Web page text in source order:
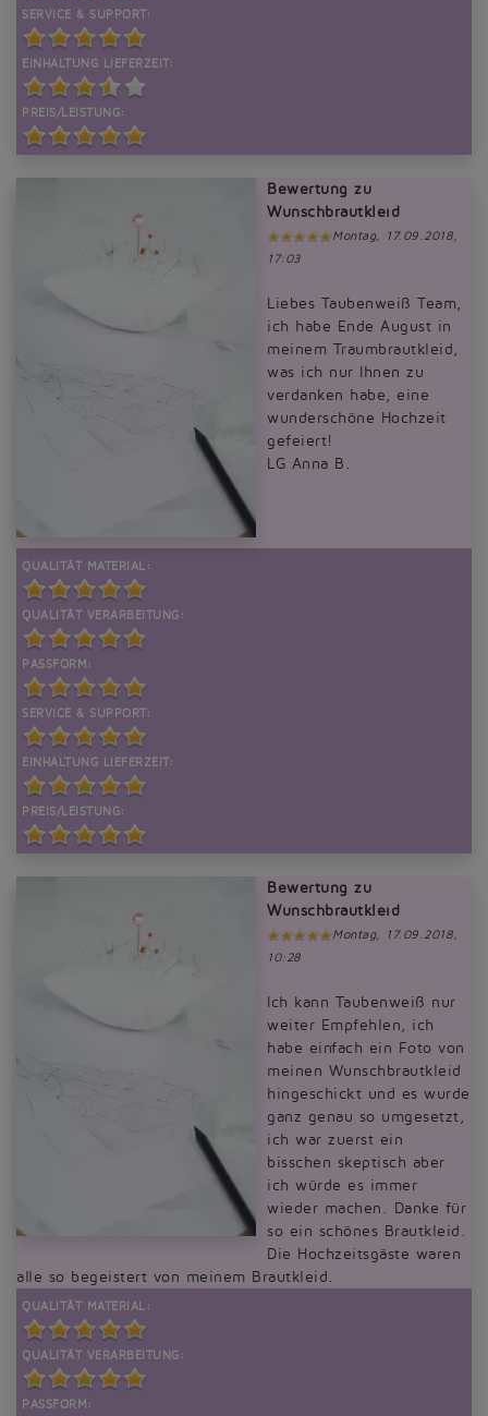
SERVICE & SUPPORT:
EINHALTUNG LIEFERZEIT:
PREIS/LEISTUNG:
Bewertung zu
Wunschbrautkleid
Montag, 17.09.2018,
17:03
Liebes Taubenweiß Team,
ich habe Ende August in
meinem Traumbrautkleid,
was ich nur Ihnen zu
verdanken habe, eine
wunderschöne Hochzeit
gefeiert!
LG Anna B.
QUALITÄT MATERIAL:
QUALITÄT VERARBEITUNG:
PASSFORM:
SERVICE & SUPPORT:
EINHALTUNG LIEFERZEIT:
PREIS/LEISTUNG:
Bewertung zu
Wunschbrautkleid
Montag, 17.09.2018,
10:28
Ich kann Taubenweiß nur
weiter Empfehlen, ich
habe einfach ein Foto von
meinen Wunschbrautkleid
hingeschickt und es wurde
ganz genau so umgesetzt,
ich war zuerst ein
bisschen skeptisch aber
ich würde es immer
wieder machen. Danke für
so ein schönes Brautkleid.
Die Hochzeitsgäste waren
alle so begeistert von meinem Brautkleid.
QUALITÄT MATERIAL:
QUALITÄT VERARBEITUNG:
PASSFORM: